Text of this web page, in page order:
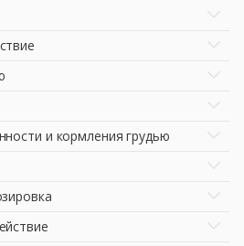
и кормления грудью